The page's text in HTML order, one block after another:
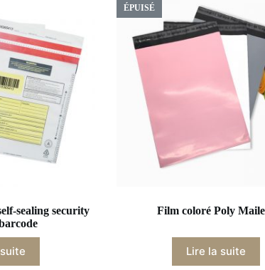
sealing security
ÉPUISÉ
Film coloré Poly
Lire la suite